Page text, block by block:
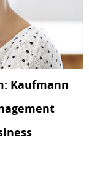
Kaufmann